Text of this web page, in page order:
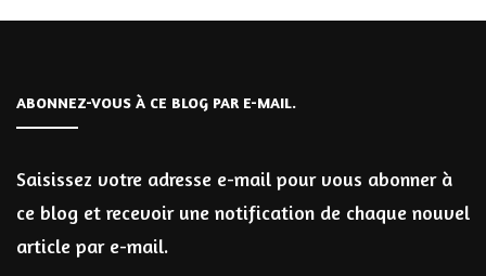
ABONNEZ-VOUS À CE BLOG PAR E-MAIL.
Saisissez votre adresse e-mail pour vous abonner à
ce blog et recevoir une notification de chaque nouvel
article par e-mail.